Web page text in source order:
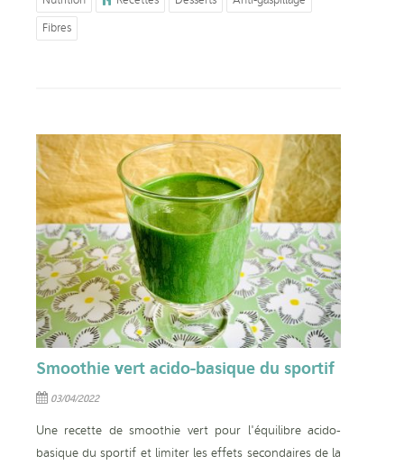
Fibres
Smoothie vert acido-basique du sportif
03/04/2022
Une recette de smoothie vert pour l'équilibre acido-
basique du sportif et limiter les effets secondaires de la